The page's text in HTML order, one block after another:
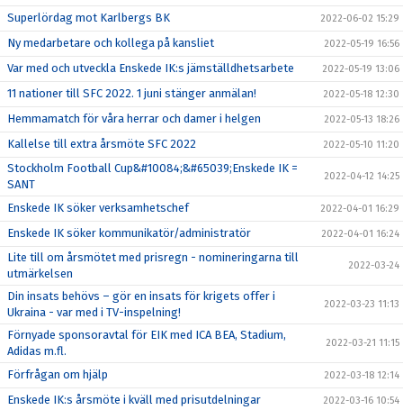
Superlördag mot Karlbergs BK 2022-06-02 15:29
Ny medarbetare och kollega på kansliet 2022-05-19 16:56
Var med och utveckla Enskede IK:s jämställdhetsarbete 2022-05-19 13:06
11 nationer till SFC 2022. 1 juni stänger anmälan! 2022-05-18 12:30
Hemmamatch för våra herrar och damer i helgen 2022-05-13 18:26
Kallelse till extra årsmöte SFC 2022 2022-05-10 11:20
Stockholm Football Cup&#10084;&#65039;Enskede IK =
SANT
2022-04-12 14:25
Enskede IK söker verksamhetschef 2022-04-01 16:29
Enskede IK söker kommunikatör/administratör 2022-04-01 16:24
Lite till om årsmötet med prisregn - nomineringarna till
utmärkelsen
2022-03-24
Din insats behövs – gör en insats för krigets offer i
Ukraina - var med i TV-inspelning!
2022-03-23 11:13
Förnyade sponsoravtal för EIK med ICA BEA, Stadium,
Adidas m.fl.
2022-03-21 11:15
Förfrågan om hjälp 2022-03-18 12:14
Enskede IK:s årsmöte i kväll med prisutdelningar 2022-03-16 10:54